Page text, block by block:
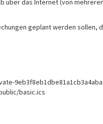
über das Internet (von
geplant werden sollen,
basic.ics